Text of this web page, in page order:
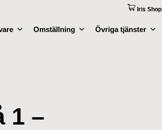
Iris Shop
Omställning Övriga tjänster
1 –